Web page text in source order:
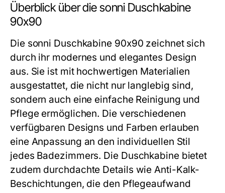
Überblick über die sonni Duschkabine
90x90
Die sonni Duschkabine 90x90 zeichnet sich
durch ihr modernes und elegantes Design
aus. Sie ist mit hochwertigen Materialien
ausgestattet, die nicht nur langlebig sind,
sondern auch eine einfache Reinigung und
Pflege ermöglichen. Die verschiedenen
verfügbaren Designs und Farben erlauben
eine Anpassung an den individuellen Stil
jedes Badezimmers. Die Duschkabine bietet
zudem durchdachte Details wie Anti-Kalk-
Beschichtungen, die den Pflegeaufwand